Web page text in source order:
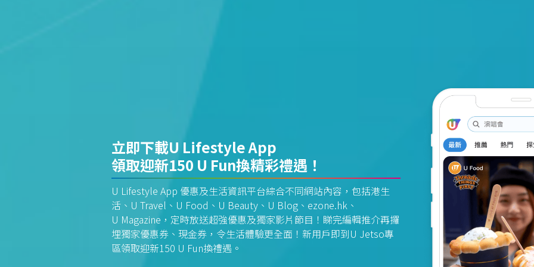
立即下載U Lifestyle App
領取迎新150 U Fun換精彩禮遇！
U Lifestyle App 優惠及生活資訊平台綜合不同網站內容，包括港生
活、U Travel、U Food、U Beauty、U Blog、ezone.hk、
U Magazine，定時放送超強優惠及獨家影片節目！睇完編輯推介再攞
埋獨家優惠券、現金券，令生活體驗更全面！新用戶即到U Jetso專
區領取迎新150 U Fun換禮遇。